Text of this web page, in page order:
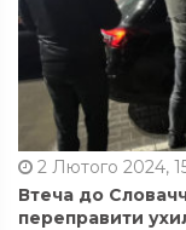
2 Лютого 2024,
Втеча до
переправити